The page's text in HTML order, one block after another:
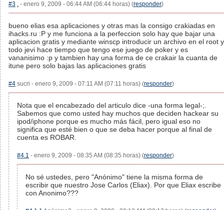
#3 . - enero 9, 2009 - 06:44 AM (06:44 horas) (responder)
bueno elias esa aplicaciones y otras mas la consigo crakiadas en
ihacks.ru :P y me funciona a la perfeccion solo hay que bajar una
aplicacion gratis y mediante winscp introducir un archivo en el root y
todo jevi hace tiempo que tengo ese juego de poker y es
vananisimo :p y tambien hay una forma de ce crakair la cuanta de
itune pero solo bajas las aplicaciones gratis
#4 sucri - enero 9, 2009 - 07:11 AM (07:11 horas) (responder)
Nota que el encabezado del articulo dice -una forma legal-;.
Sabemos que como usted hay muchos que deciden hackear su
ipod/iphone porque es mucho más fácil, pero igual eso no
significa que esté bien o que se deba hacer porque al final de
cuenta es ROBAR.
#4.1 - enero 9, 2009 - 08:35 AM (08:35 horas) (responder)
No sé ustedes, pero "Anónimo" tiene la misma forma de
escribir que nuestro Jose Carlos (Eliax). Por que Eliax escribe
con Anonimo???